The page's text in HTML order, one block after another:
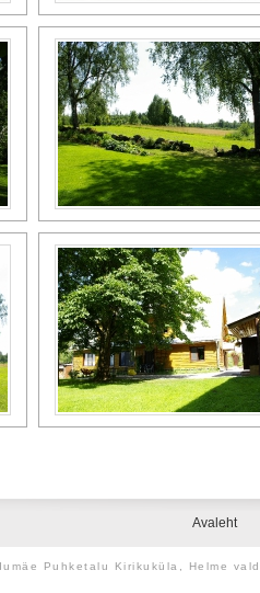
Avaleht
Puhketalu Kirikuküla, Helme